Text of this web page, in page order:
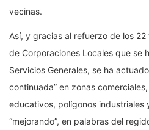
vecinas.
Así, y gracias al refuerzo de los
de Corporaciones Locales que se
Servicios Generales, se ha
continuada” en zonas
educativos, polígonos industriales
“mejorando”, en palabras del